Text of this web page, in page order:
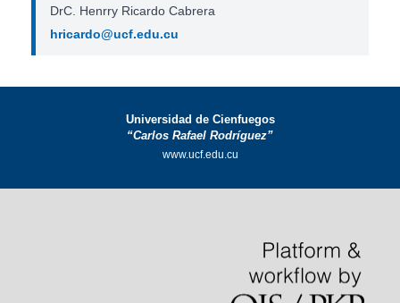
DrC. Henrry Ricardo Cabrera
hricardo@ucf.edu.cu
Universidad de Cienfuegos
“Carlos Rafael Rodríguez”
www.ucf.edu.cu